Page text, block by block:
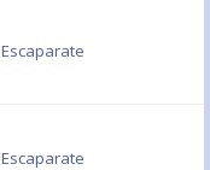
Escaparate
Escaparate